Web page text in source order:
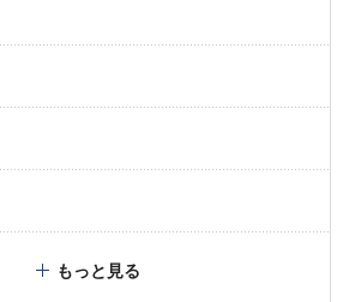
もっと見る